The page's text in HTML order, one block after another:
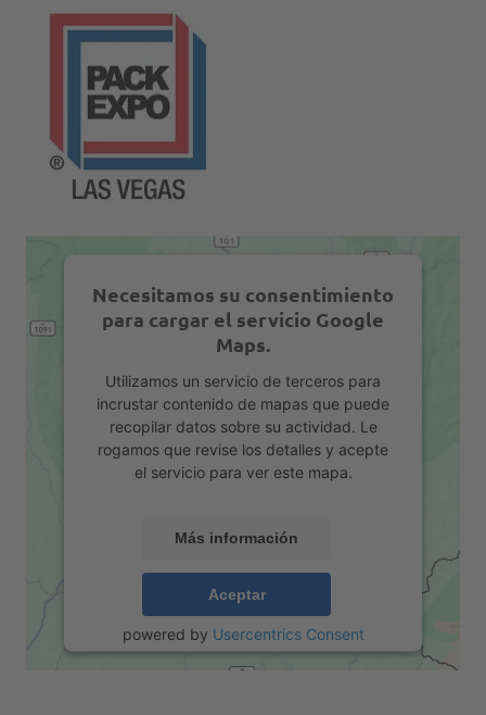
Necesitamos su consentimiento
para cargar el servicio Google
Maps.
Utilizamos un servicio de terceros para
incrustar contenido de mapas que puede
recopilar datos sobre su actividad. Le
rogamos que revise los detalles y acepte
el servicio para ver este mapa.
Más información
Aceptar
powered by Usercentrics Consent
Management Platform